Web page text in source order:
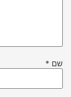
שם *